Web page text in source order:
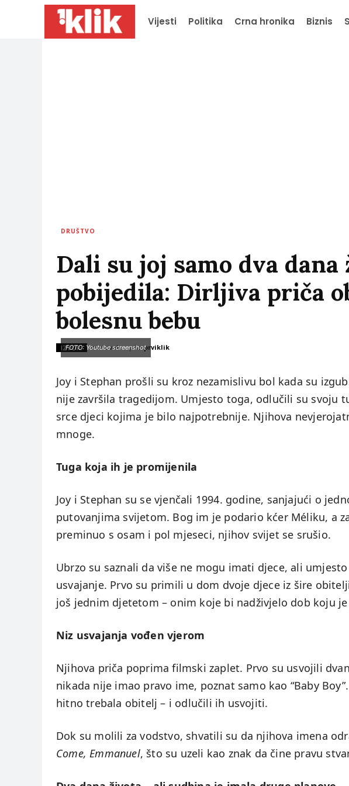
Vijesti Politika Crna hronika Biznis
DRUŠTVO
Dali su joj samo dva
pobijedila: Dirljiva priča
bolesnu bebu
IZVOR: novizivot piše:prviklik
FOTO: Youtube screenshot
Joy i Stephan prošli su kroz nezamislivu bol kada su
nije završila tragedijom. Umjesto toga, odlučili su svoju
srce djeci kojima je bilo najpotrebnije. Njihova
mnoge.
Tuga koja ih je promijenila
Joy i Stephan su se vjenčali 1994. godine, sanjajući o
putovanjima svijetom. Bog im je podario kćer Méliku, a
preminuo s osam i pol mjeseci, njihov svijet se srušio.
Ubrzo su saznali da više ne mogu imati djece, ali
usvajanje. Prvo su primili u dom dvoje djece iz šire
još jednim djetetom – onim koje bi nadživjelo dob koju je
Niz usvajanja vođen vjerom
Njihova priča poprima filmski zaplet. Prvo su usvojili
nikada nije imao pravo ime, poznat samo kao “Baby
hitno trebala obitelj – i odlučili ih usvojiti.
Dok su molili za vodstvo, shvatili su da njihova imena
Come, Emmanuel, što su uzeli kao znak da čine pravu